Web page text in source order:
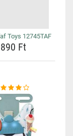
Toys 12745TAF
Ft